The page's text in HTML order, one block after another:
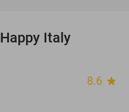
Italy
8.6 star